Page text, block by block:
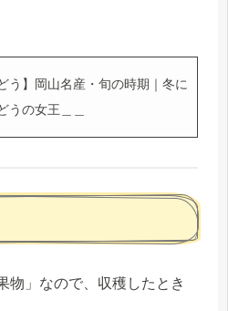
う】岡山名産・旬の時期｜冬に
うの女王＿＿
物」なので、収穫したとき